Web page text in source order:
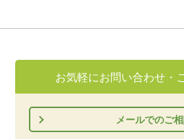
お気軽にお問い合わせ・
メールでのご